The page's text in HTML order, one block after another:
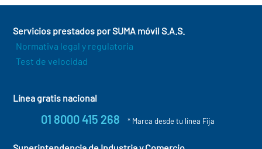
Servicios prestados por SUMA móvil S.A.S.
Normativa legal y regulatoria
Test de velocidad
Línea gratis nacional
01 8000 415 268 * Marca desde tu línea Fija